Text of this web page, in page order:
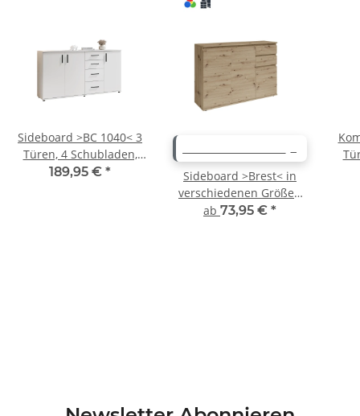
Sideboard >BC 1040< 3
Türen, 4 Schubladen,
weiß - 160x84x35cm
189,95 € *
Sideboard >Brest< in
verschiedenen Größen
und Ausführungen
ab 73,95 € *